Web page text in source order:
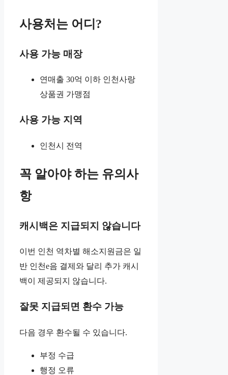
사용처는 어디?
사용 가능 매장
연매출 30억 이하 인천사랑
상품권 가맹점
사용 가능 지역
인천시 전역
꼭 알아야 하는 유의사
항
캐시백은 지급되지 않습니다
이번 인천 역차별 해소지원금은 일
반 인천e음 결제와 달리 추가 캐시
백이 제공되지 않습니다.
잘못 지급되면 환수 가능
다음 경우 환수될 수 있습니다.
부정 수급
행정 오류